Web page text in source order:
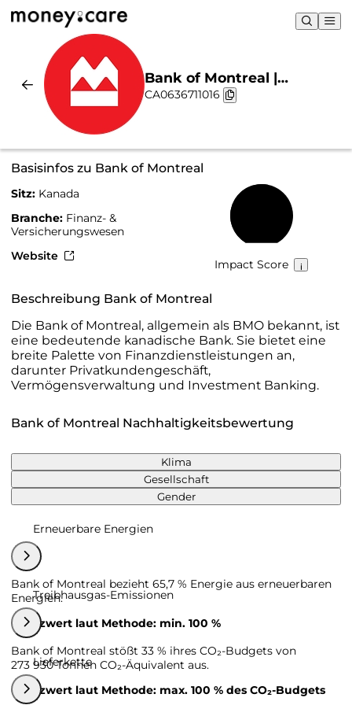
Bank of Montreal |
Nachhaltigkeit & Chart
CA0636711016
Basisinfos zu Bank of Montreal
Sitz: Kanada
Branche: Finanz- &
Versicherungswesen
Website
Impact Score
Beschreibung Bank of Montreal
Die Bank of Montreal, allgemein als BMO bekannt, ist
eine bedeutende kanadische Bank. Sie bietet eine
breite Palette von Finanzdienstleistungen an,
darunter Privatkundengeschäft,
Vermögensverwaltung und Investment Banking.
Bank of Montreal Nachhaltigkeitsbewertung
Klima
Gesellschaft
Gender
Erneuerbare Energien
Bank of Montreal bezieht 65,7 % Energie aus erneuerbaren
Energien.
Grenzwert laut Methode: min. 100 %
Treibhausgas-Emissionen
Bank of Montreal stößt 33 % ihres CO₂-Budgets von
273 930 Tonnen CO₂-Äquivalent aus.
Grenzwert laut Methode: max. 100 % des CO₂-Budgets
Lieferkette